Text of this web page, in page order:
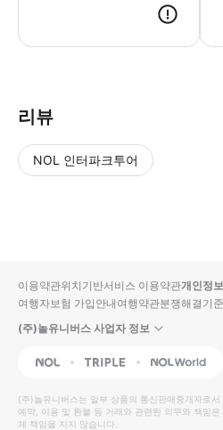
리뷰
NOL 인터파크투어
입니
다.
높
은
동
영
순
상
이용약관위치기반서비스 이용약관개인정
여행자보험 가입안내여행약관분쟁해결기준
(주)놀유니버스 사업자 정보
NOL Triple Interpark Global
(주)놀유니버스는 일부 상품의 통신판매중개자로
예약, 이용 및 환불 등 거래와 관련된 의무와 책임은
체 책임을 지지 않습니다.